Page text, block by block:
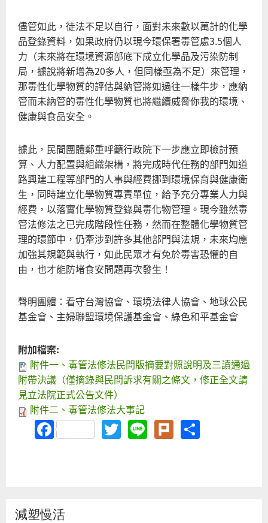
儘管如此，徒法不足以自行，面對未來數以萬計的化學
品登錄資料，如果政府仍以現今環保署毒管處3.5個人
力（未來將在環境資源部底下成立化學品及污染防制
局，據說將新增為20多人，但同樣亟為不足）來管理，
那毒性化學物質的評估與納管將如過往一樣牛步，應納
管而未納管的毒性化學物質也將繼續威脅你我的環境、
健康與食品安全。
據此，民間團體鄭重呼籲行政院下一步應立即檢討預
算、人力配置與組織架構，將完成時代任務的部門如道
路興建工程等部門的人事與經費挪到環境保育與健康衛
生，同時建立化學物質專責單位，給予充分專業人力與
經費，以落實化學物質登錄與毒化物管理。現今雖然毒
管法修法之已完成階段性任務，然而在整體化學物質管
理的環節中，仍牽涉到許多其他部門與法規，未來均應
加強其規範與執行，如此民眾才有免於毒害恐懼的自
由，也才能防堵食安問題再次發生！
聲明團體：看守台灣協會、環境法律人協會、地球公民
基金會、主婦聯盟環境保護基金會、綠色和平基金會
附加檔案:
附件一、毒管法修法民間版摘要對照說明及三讀通過
附帶決議（僅摘錄與民間訴求有關之條文，修正全文請
見立法院正式公告文件）
附件二、毒管法修法大事記
FacebookTwitter
LinePlurk
減塑慢活